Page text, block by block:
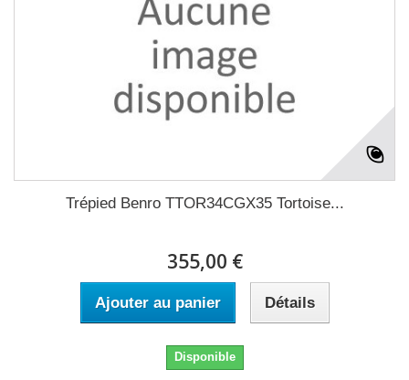
Trépied Benro TTOR34CGX35 Tortoise...
355,00 €
Ajouter au panier Détails
Disponible